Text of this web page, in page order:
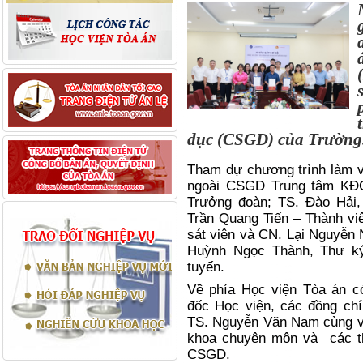
dục (CSGD) của
Tham dự chương trình làm
ngoài CSGD Trung tâm
Trưởng đoàn; TS. Đào
Trần Quang Tiến – Thành
sát viên và CN. Lại Nguyễn
Huỳnh Ngọc Thành, Thư
tuyến.
Về phía Học viện Tòa án
đốc Học viện, các đồng
TS. Nguyễn Văn Nam cùng
khoa chuyên môn và
các
CSGD.